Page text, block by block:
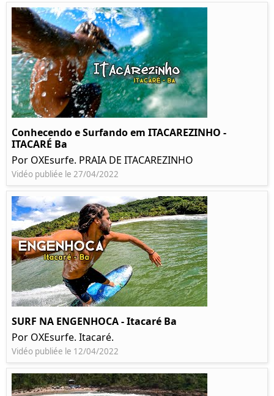
Conhecendo e Surfando em ITACAREZINHO -
ITACARÉ Ba
Por OXEsurfe. PRAIA DE ITACAREZINHO
Vidéo publiée le 27/04/2022
SURF NA ENGENHOCA - Itacaré Ba
Por OXEsurfe. Itacaré.
Vidéo publiée le 12/04/2022